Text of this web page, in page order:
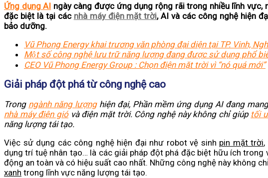
Ứng dụng AI ngày càng được ứng dụng rộng rãi trong nhiều lĩnh
đặc biệt là tại các nhà máy điện mặt trời, AI và các công nghệ hiện
bảo dưỡng.
Vũ Phong Energy khai trương văn phòng đại diện tại TP. Vinh,
Một số công nghệ lưu trữ năng lượng đang được sử dụng phổ
CEO Vũ Phong Energy Group : Chọn điện mặt trời vì “nó quá mới”
Giải pháp đột phá từ công nghệ cao
Trong ngành năng lượnghiện đại, Phần mềm ứng dụng AI đang
nhà máy điện gióvà điện mặt trời. Công nghệ này không chỉ giúp tối
năng lượng tái tạo.
Việc sử dụng các công nghệ hiện đại như robot vệ sinh pin mặt trời,
dụng trí tuệ nhân tạo… là các giải pháp đột phá đặc biệt hữu ích trong
động an toàn và có hiệu suất cao nhất. Những công nghệ này không
xanh trong lĩnh vực năng lượng tái tạo.